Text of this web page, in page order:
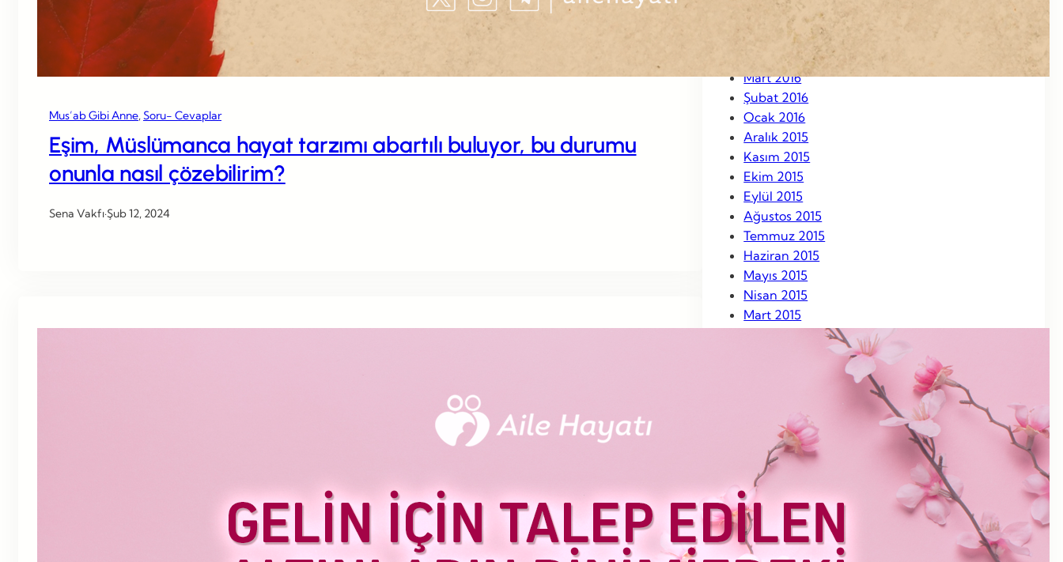
Mus’ab Gibi Anne, Soru- Cevaplar
Eşim, Müslümanca hayat tarzımı abartılı buluyor, bu durumu
onunla nasıl çözebilirim?
Sena Vakfı·Şub 12, 2024
Haziran 2016
Mayıs 2016
Nisan 2016
Mart 2016
Şubat 2016
Ocak 2016
Aralık 2015
Kasım 2015
Ekim 2015
Eylül 2015
Ağustos 2015
Temmuz 2015
Haziran 2015
Mayıs 2015
Nisan 2015
Mart 2015
Eylül 2014
Ağustos 2014
Temmuz 2014
Haziran 2014
Mayıs 2014
Nisan 2014
Mart 2014